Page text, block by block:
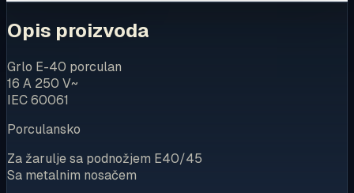
Opis proizvoda
Grlo E-40 porculan
16 A 250 V~
IEC 60061
Porculansko
Za žarulje sa podnožjem E40/45
Sa metalnim nosačem